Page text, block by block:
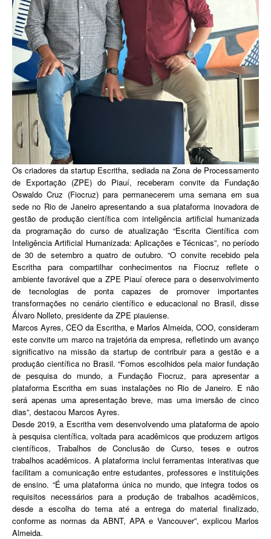
Os criadores da startup Escritha, sediada na Zona de Processamento
de Exportação (ZPE) do Piauí, receberam convite da Fundação
Oswaldo Cruz (Fiocruz) para permanecerem uma semana em sua
sede no Rio de Janeiro apresentando a sua plataforma inovadora de
gestão de produção científica com inteligência artificial humanizada
da programação do curso de atualização “Escrita Científica com
Inteligência Artificial Humanizada: Aplicações e Técnicas”, no período
de 30 de setembro a quatro de outubro. “O convite recebido pela
Escritha para compartilhar conhecimentos na Fiocruz reflete o
ambiente favorável que a ZPE Piauí oferece para o desenvolvimento
de tecnologias de ponta capazes de promover importantes
transformações no cenário científico e educacional no Brasil, disse
Álvaro Nolleto, presidente da ZPE piauiense.
Marcos Ayres, CEO da Escritha, e Marlos Almeida, COO, consideram
este convite um marco na trajetória da empresa, refletindo um avanço
significativo na missão da startup de contribuir para a gestão e a
produção científica no Brasil. “Fomos escolhidos pela maior fundação
de pesquisa do mundo, a Fundação Fiocruz, para apresentar a
plataforma Escritha em suas instalações no Rio de Janeiro. E não
será apenas uma apresentação breve, mas uma imersão de cinco
dias”, destacou Marcos Ayres.
Desde 2019, a Escritha vem desenvolvendo uma plataforma de apoio
à pesquisa científica, voltada para acadêmicos que produzem artigos
científicos, Trabalhos de Conclusão de Curso, teses e outros
trabalhos acadêmicos. A plataforma inclui ferramentas interativas que
facilitam a comunicação entre estudantes, professores e instituições
de ensino. “É uma plataforma única no mundo, que integra todos os
requisitos necessários para a produção de trabalhos acadêmicos,
desde a escolha do tema até a entrega do material finalizado,
conforme as normas da ABNT, APA e Vancouver”, explicou Marlos
Almeida.